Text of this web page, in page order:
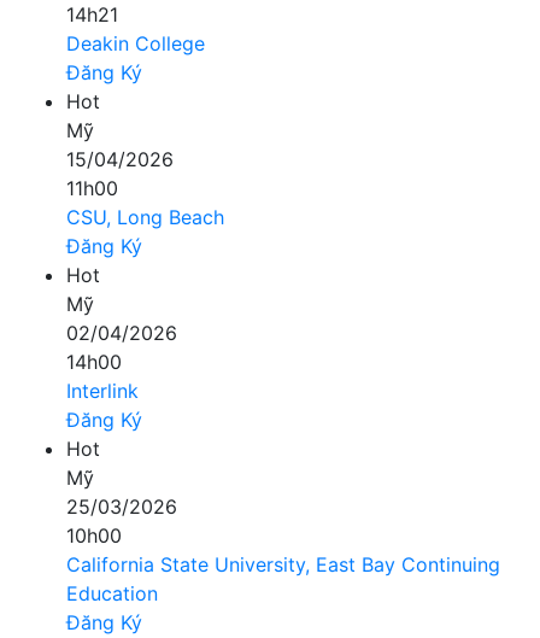
14h21
Deakin College
Đăng Ký
Hot
Mỹ
15/04/2026
11h00
CSU, Long Beach
Đăng Ký
Hot
Mỹ
02/04/2026
14h00
Interlink
Đăng Ký
Hot
Mỹ
25/03/2026
10h00
California State University, East Bay Continuing
Education
Đăng Ký